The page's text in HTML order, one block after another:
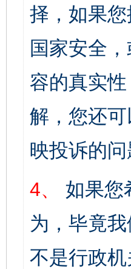
择，如果
国家安全
容的真实
解，您还
映投诉的问
4、
如果您
为，毕竟
不是行政